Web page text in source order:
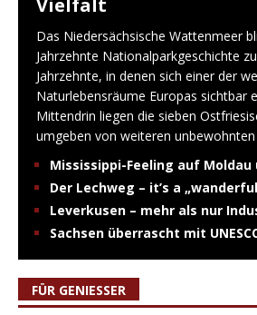
Vielfalt
Das Niedersächsische Wattenmeer
Jahrzehnte Nationalparkgeschichte
Jahrzehnte, in denen sich einer der
Naturlebensräume Europas sichtbar
Mittendrin liegen die sieben
umgeben von weiteren unbewohnten
Mississippi-Feeling auf Moldau
Der Lechweg – it’s a
Leverkusen – mehr als nur
Sachsen überrascht mit
FÜR GENIESSER